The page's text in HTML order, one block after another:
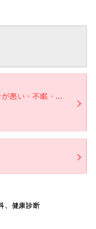
めまい・だるい・体調不良・疲れ・寝つきが悪い・不眠・ストレス・過眠
、健康診断